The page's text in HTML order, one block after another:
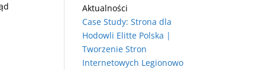
Aktualności
Case Study: Strona dla
Hodowli Elitte Polska |
Tworzenie Stron
Internetowych Legionowo